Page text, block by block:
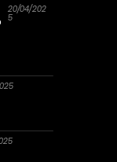
20/04/202
5